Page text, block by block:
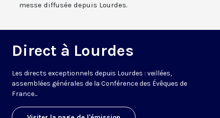
messe diffusée depuis Lourdes.
Direct à Lourdes
Les directs exceptionnels depuis Lourdes : veillées,
assemblées générales de la Conférence des Évêques de
France...